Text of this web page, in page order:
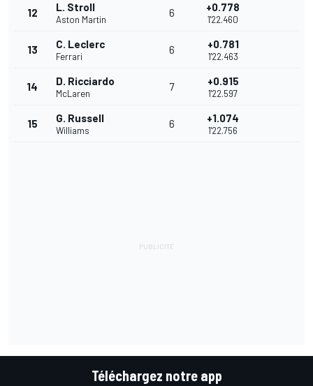
12 L. Stroll
Aston Martin
6 +0.778
1'22.460
13 C. Leclerc
Ferrari
6 +0.781
1'22.463
14 D. Ricciardo
McLaren
7 +0.915
1'22.597
15 G. Russell
Williams
6 +1.074
1'22.756
Téléchargez notre app